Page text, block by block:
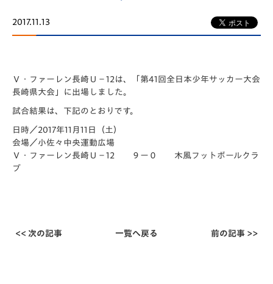
2017.11.13
Ｖ・ファーレン長崎Ｕ－12は、「第41回全日本少年サッカー大会
長崎県大会」に出場しました。
試合結果は、下記のとおりです。
日時／2017年11月11日（土）
会場／小佐々中央運動広場
Ｖ・ファーレン長崎Ｕ－12 ９ー０ 木風フットボールクラ
ブ
<< 次の記事 一覧へ戻る 前の記事 >>